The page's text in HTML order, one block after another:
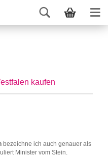
kaufen
bezeichne ich auch genauer als
Minister vom Stein.